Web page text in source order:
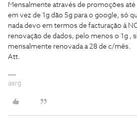
Mensalmente através de promoções
em vez de 1g dão 5g para o google, só
nada devo em termos de facturação à
renovação de dados, pelo menos o 1g ,
mensalmente renovada a 28 de c/mês.
Att.
asrg